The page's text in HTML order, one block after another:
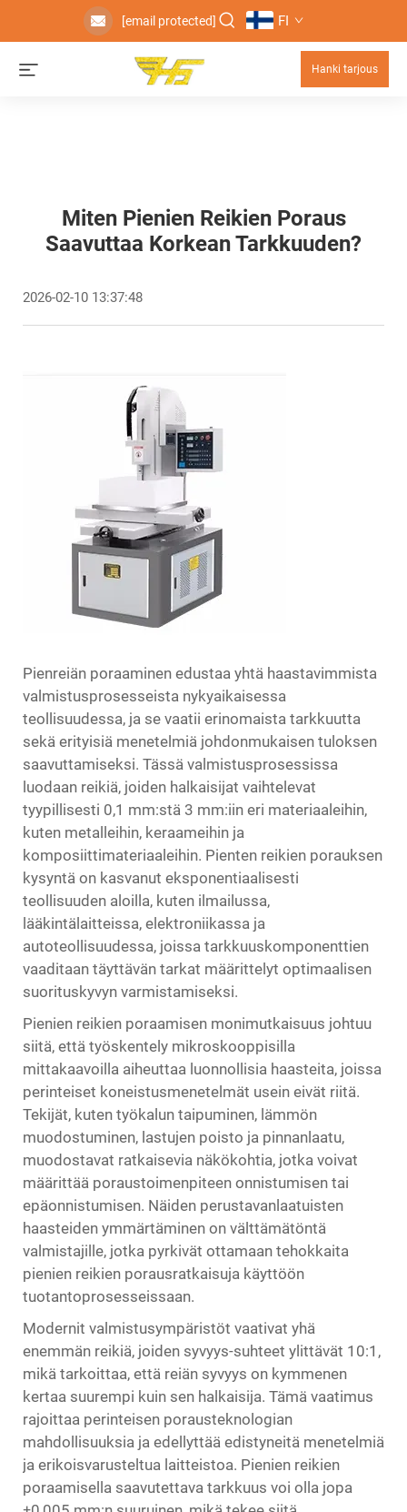
[email protected] FI
Hanki tarjous
Miten Pienien Reikien Poraus
Saavuttaa Korkean Tarkkuuden?
2026-02-10 13:37:48
Pienreiän poraaminen edustaa yhtä haastavimmista
valmistusprosesseista nykyaikaisessa
teollisuudessa, ja se vaatii erinomaista tarkkuutta
sekä erityisiä menetelmiä johdonmukaisen tuloksen
saavuttamiseksi. Tässä valmistusprosessissa
luodaan reikiä, joiden halkaisijat vaihtelevat
tyypillisesti 0,1 mm:stä 3 mm:iin eri materiaaleihin,
kuten metalleihin, keraameihin ja
komposiittimateriaaleihin. Pienten reikien porauksen
kysyntä on kasvanut eksponentiaalisesti
teollisuuden aloilla, kuten ilmailussa,
lääkintälaitteissa, elektroniikassa ja
autoteollisuudessa, joissa tarkkuuskomponenttien
vaaditaan täyttävän tarkat määrittelyt optimaalisen
suorituskyvyn varmistamiseksi.
Pienien reikien poraamisen monimutkaisuus johtuu
siitä, että työskentely mikroskooppisilla
mittakaavoilla aiheuttaa luonnollisia haasteita, joissa
perinteiset koneistusmenetelmät usein eivät riitä.
Tekijät, kuten työkalun taipuminen, lämmön
muodostuminen, lastujen poisto ja pinnanlaatu,
muodostavat ratkaisevia näkökohtia, jotka voivat
määrittää poraustoimenpiteen onnistumisen tai
epäonnistumisen. Näiden perustavanlaatuisten
haasteiden ymmärtäminen on välttämätöntä
valmistajille, jotka pyrkivät ottamaan tehokkaita
pienien reikien porausratkaisuja käyttöön
tuotantoprosesseissaan.
Modernit valmistusympäristöt vaativat yhä
enemmän reikiä, joiden syvyys-suhteet ylittävät 10:1,
mikä tarkoittaa, että reiän syvyys on kymmenen
kertaa suurempi kuin sen halkaisija. Tämä vaatimus
rajoittaa perinteisen porausteknologian
mahdollisuuksia ja edellyttää edistyneitä menetelmiä
ja erikoisvarusteltua laitteistoa. Pienien reikien
poraamisella saavutettava tarkkuus voi olla jopa